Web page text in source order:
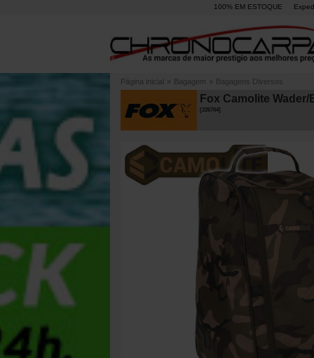
100% EM ESTOQUE
Página inicial » Bagagem » Bagagens Diversos
Fox Camolite Wader/
226704 ]